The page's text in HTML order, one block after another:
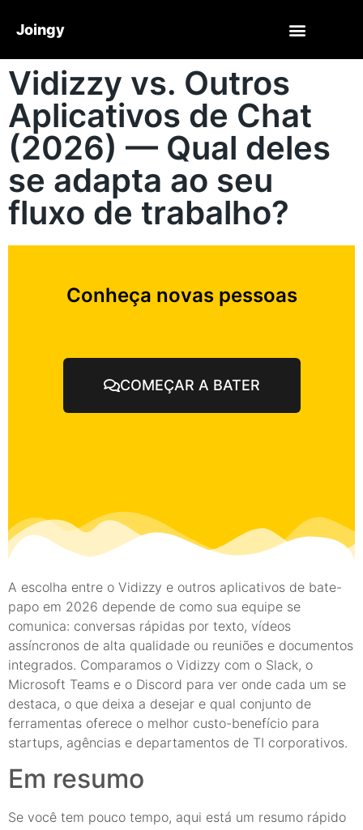
Joingy
Vidizzy vs. Outros
Aplicativos de Chat
(2026) — Qual deles
se adapta ao seu
fluxo de trabalho?
Conheça novas pessoas
COMEÇAR A BATER
A escolha entre o Vidizzy e outros aplicativos de bate-
papo em 2026 depende de como sua equipe se
comunica: conversas rápidas por texto, vídeos
assíncronos de alta qualidade ou reuniões e documentos
integrados. Comparamos o Vidizzy com o Slack, o
Microsoft Teams e o Discord para ver onde cada um se
destaca, o que deixa a desejar e qual conjunto de
ferramentas oferece o melhor custo-benefício para
startups, agências e departamentos de TI corporativos.
Em resumo
Se você tem pouco tempo, aqui está um resumo rápido